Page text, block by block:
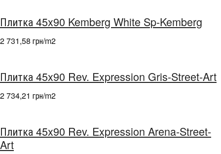
Плитка 45x90 Kemberg White Sp-Kemberg
2 731,58 грн/m2
Плитка 45x90 Rev. Expression Gris-Street-Art
2 734,21 грн/m2
Плитка 45x90 Rev. Expression Arena-Street-
Art